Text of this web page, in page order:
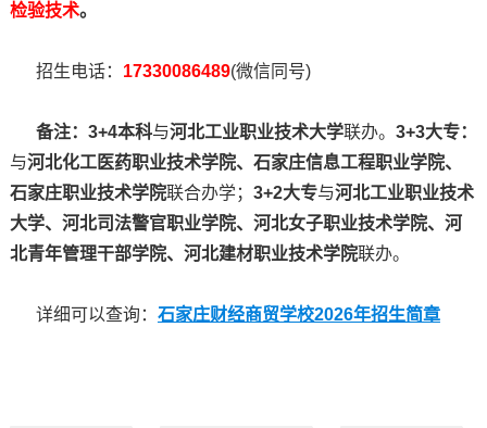
检验技术。
招生电话： 17330086489(微信同号)
备注：3+4本科与河北工业职业技术大学联办。 3+3大专：
与河北化工医药职业技术学院、石家庄信息工程职业学院、
石家庄职业技术学院联合办学； 3+2大专与河北工业职业技术
大学、河北司法警官职业学院、河北女子职业技术学院、河
北青年管理干部学院、河北建材职业技术学院联办。
详细可以查询： 石家庄财经商贸学校2026年招生简章